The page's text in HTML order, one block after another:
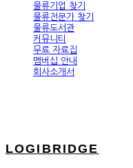
물류기업 찾기
물류전문가 찾기
물류도서관
커뮤니티
무료 자료집
멤버십 안내
회사소개서
LOGIBRIDGE